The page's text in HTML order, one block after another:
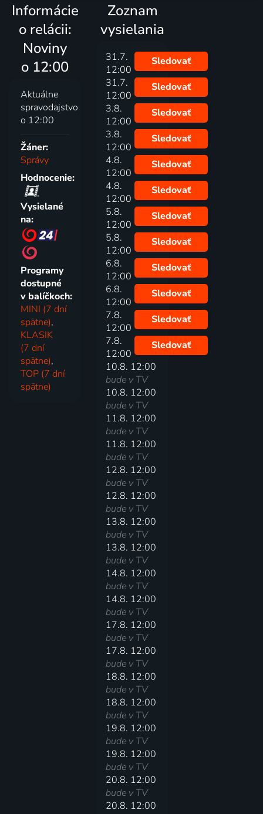
Informácie
o relácii:
Noviny
o 12:00
Aktuálne
spravodajstvo
o 12:00
Žáner:
Správy
Hodnocenie:
Vysielané
na:
Programy
dostupné
v balíčkoch:
MINI (7 dní
spätne),
KLASIK
(7 dní
spätne),
TOP (7 dní
spätne)
Zoznam
vysielania
31.7.
12:00
Sledovať
31.7.
12:00
Sledovať
3.8.
12:00
Sledovať
3.8.
12:00
Sledovať
4.8.
12:00
Sledovať
4.8.
12:00
Sledovať
5.8.
12:00
Sledovať
5.8.
12:00
Sledovať
6.8.
12:00
Sledovať
6.8.
12:00
Sledovať
7.8.
12:00
Sledovať
7.8.
12:00
Sledovať
10.8. 12:00
bude v TV
10.8. 12:00
bude v TV
11.8. 12:00
bude v TV
11.8. 12:00
bude v TV
12.8. 12:00
bude v TV
12.8. 12:00
bude v TV
13.8. 12:00
bude v TV
13.8. 12:00
bude v TV
14.8. 12:00
bude v TV
14.8. 12:00
bude v TV
17.8. 12:00
bude v TV
17.8. 12:00
bude v TV
18.8. 12:00
bude v TV
18.8. 12:00
bude v TV
19.8. 12:00
bude v TV
19.8. 12:00
bude v TV
20.8. 12:00
bude v TV
20.8. 12:00